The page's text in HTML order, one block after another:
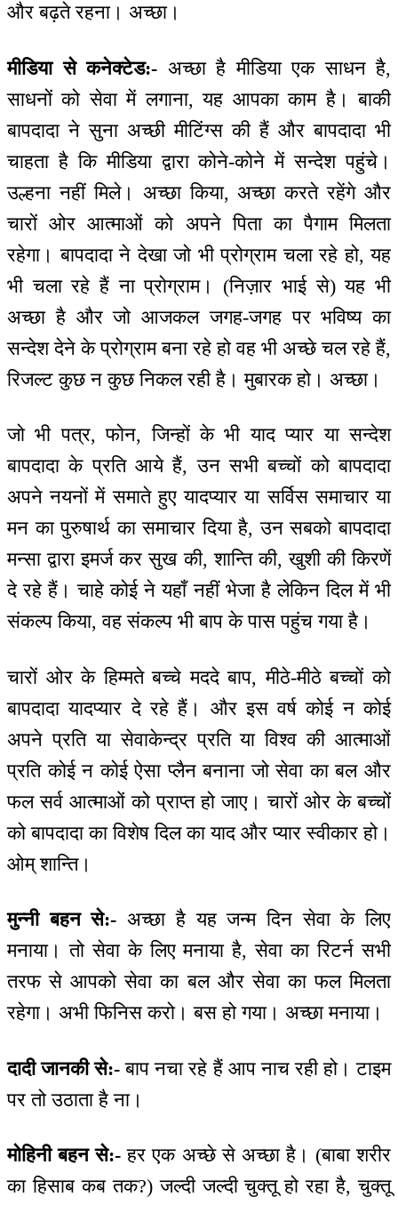
और बढ़ते रहना। अच्छा।
मीडिया से कनेक्टेड:- अच्छा है मीडिया एक साधन है,
साधनों को सेवा में लगाना, यह आपका काम है। बाकी
बापदादा ने सुना अच्छी मीटिंग्स की हैं और बापदादा भी
चाहता है कि मीडिया द्वारा कोने-कोने में सन्देश पहुंचे।
उल्हना नहीं मिले। अच्छा किया, अच्छा करते रहेंगे और
चारों ओर आत्माओं को अपने पिता का पैगाम मिलता
रहेगा। बापदादा ने देखा जो भी प्रोग्राम चला रहे हो, यह
भी चला रहे हैं ना प्रोग्राम। (निज़ार भाई से) यह भी
अच्छा है और जो आजकल जगह-जगह पर भविष्य का
सन्देश देने के प्रोग्राम बना रहे हो वह भी अच्छे चल रहे हैं,
रिजल्ट कुछ न कुछ निकल रही है। मुबारक हो। अच्छा।
जो भी पत्र, फोन, जिन्हों के भी याद प्यार या सन्देश
बापदादा के प्रति आये हैं, उन सभी बच्चों को बापदादा
अपने नयनों में समाते हुए यादप्यार या सर्विस समाचार या
मन का पुरुषार्थ का समाचार दिया है, उन सबको बापदादा
मन्सा द्वारा इमर्ज कर सुख की, शान्ति की, खुशी की किरणें
दे रहे हैं। चाहे कोई ने यहाँ नहीं भेजा है लेकिन दिल में भी
संकल्प किया, वह संकल्प भी बाप के पास पहुंच गया है।
चारों ओर के हिम्मते बच्चे मददे बाप, मीठे-मीठे बच्चों को
बापदादा यादप्यार दे रहे हैं। और इस वर्ष कोई न कोई
अपने प्रति या सेवाकेन्द्र प्रति या विश्व की आत्माओं
प्रति कोई न कोई ऐसा प्लैन बनाना जो सेवा का बल और
फल सर्व आत्माओं को प्राप्त हो जाए। चारों ओर के बच्चों
को बापदादा का विशेष दिल का याद और प्यार स्वीकार हो।
ओम् शान्ति।
मुन्नी बहन से:- अच्छा है यह जन्म दिन सेवा के लिए
मनाया। तो सेवा के लिए मनाया है, सेवा का रिटर्न सभी
तरफ से आपको सेवा का बल और सेवा का फल मिलता
रहेगा। अभी फिनिस करो। बस हो गया। अच्छा मनाया।
दादी जानकी से:- बाप नचा रहे हैं आप नाच रही हो। टाइम
पर तो उठाता है ना।
मोहिनी बहन से:- हर एक अच्छे से अच्छा है। (बाबा शरीर
का हिसाब कब तक?) जल्दी जल्दी चुक्तू हो रहा है, चुक्तू